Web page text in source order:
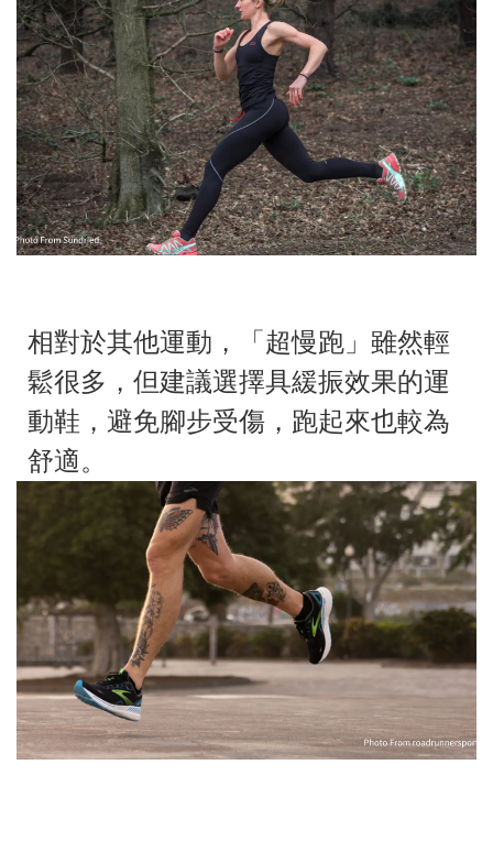
相對於其他運動，「超慢跑」雖然輕
鬆很多，但建議選擇具緩振效果的運
動鞋，避免腳步受傷，跑起來也較為
舒適。